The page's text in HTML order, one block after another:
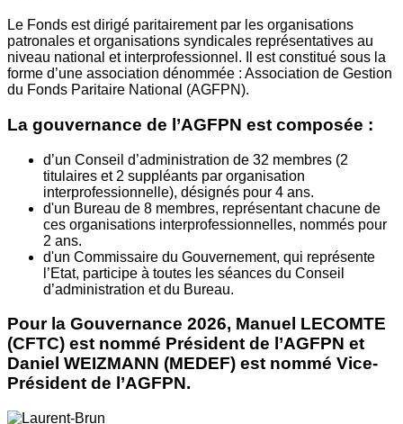
Le Fonds est dirigé paritairement par les organisations
patronales et organisations syndicales représentatives au
niveau national et interprofessionnel. Il est constitué sous la
forme d’une association dénommée : Association de Gestion
du Fonds Paritaire National (AGFPN).
La gouvernance de l’AGFPN est composée :
d’un Conseil d’administration de 32 membres (2
titulaires et 2 suppléants par organisation
interprofessionnelle), désignés pour 4 ans.
d'un Bureau de 8 membres, représentant chacune de
ces organisations interprofessionnelles, nommés pour
2 ans.
d'un Commissaire du Gouvernement, qui représente
l’Etat, participe à toutes les séances du Conseil
d’administration et du Bureau.
Pour la Gouvernance 2026, Manuel LECOMTE
(CFTC) est nommé Président de l’AGFPN et
Daniel WEIZMANN (MEDEF) est nommé Vice-
Président de l’AGFPN.